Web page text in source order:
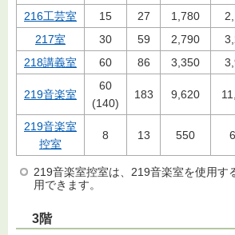
216工芸室 15 27 1,780
217室
30 59 2,790
218講義室 60 86 3,350
219音楽室
60
(140)
183 9,620
219音楽室
控室
8 13 550
219音楽室控室は、219音楽室を使用す
用できます。
3階